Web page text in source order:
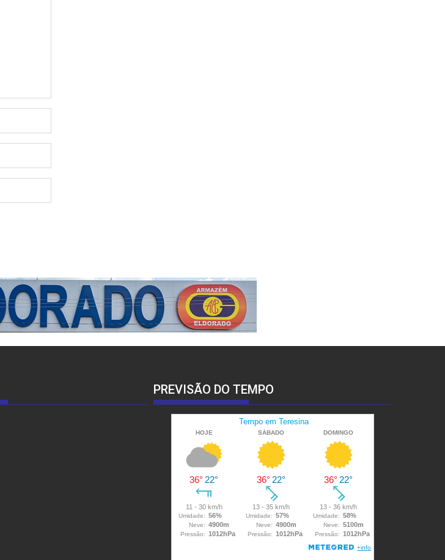
PREVISÃO DO TEMPO